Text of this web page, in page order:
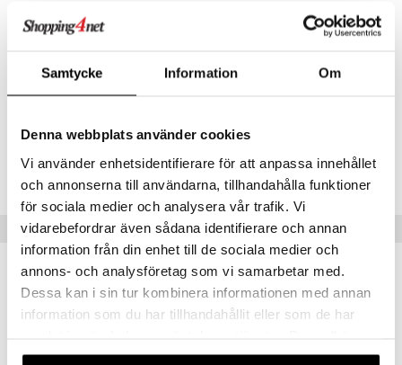
Samtycke Information Om
Denna webbplats använder cookies
Vi använder enhetsidentifierare för att anpassa innehållet
och annonserna till användarna, tillhandahålla funktioner
för sociala medier och analysera vår trafik. Vi
vidarebefordrar även sådana identifierare och annan
information från din enhet till de sociala medier och
annons- och analysföretag som vi samarbetar med.
Dessa kan i sin tur kombinera informationen med annan
information som du har tillhandahållit eller som de har
våra cookies vid fortsatt användande av vår webbplats.
Applicera en liten mängd efter schamponering och skölj.
Kan även användas som inpackning, låt då sitta 3-5 minuter och skölj
CPL22-P6-250-XX-XX
Lägsta pris senaste 30 dagarna: 225 kr
Populära produkter
-48%